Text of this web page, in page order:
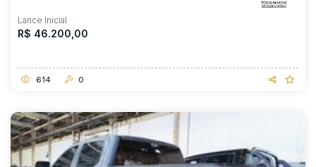
Lance Inicial
R$ 46.200,00
614 0